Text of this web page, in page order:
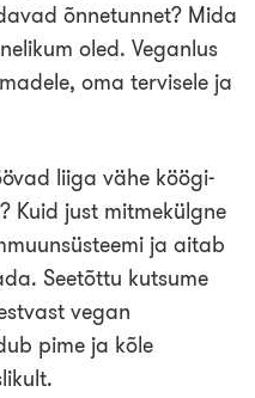
õnnetunnet? Mida
oled. Veganlus
oma tervisele ja
liiga vähe köögi-
Kuid just mitmekülgne
ja aitab
Seetõttu kutsume
vegan
pime ja kõle